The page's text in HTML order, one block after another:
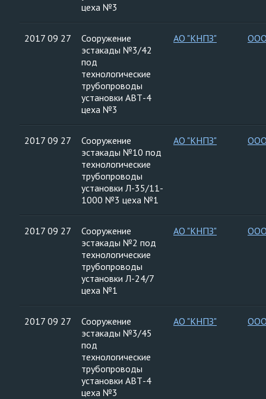
цеха №3
2017 09 27
Сооружение
эстакады №3/42
под
технологические
трубопроводы
установки АВТ-4
цеха №3
АО "КНПЗ"
2017 09 27
Сооружение
эстакады №10 под
технологические
трубопроводы
установки Л-35/11-
1000 №3 цеха №1
АО "КНПЗ"
2017 09 27
Сооружение
эстакады №2 под
технологические
трубопроводы
установки Л-24/7
цеха №1
АО "КНПЗ"
2017 09 27
Сооружение
эстакады №3/45
под
технологические
трубопроводы
установки АВТ-4
цеха №3
АО "КНПЗ"